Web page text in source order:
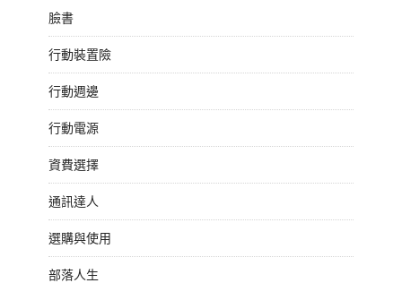
臉書
行動裝置險
行動週邊
行動電源
資費選擇
通訊達人
選購與使用
部落人生